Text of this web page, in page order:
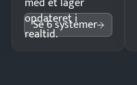
opdateret i
realtid.
Se 6 systemer